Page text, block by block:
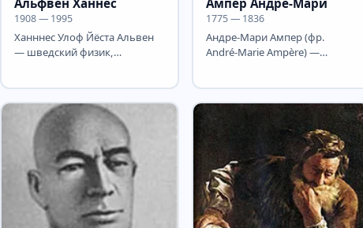
Альфвен Ханнес
1908 — 1995
Ханннес Улоф Йёста Альвен
— шведский физик,
Ампер Андре-Мари
1775 — 1836
Андре-Мари Ампер (фр.
André-Marie Ampère) —